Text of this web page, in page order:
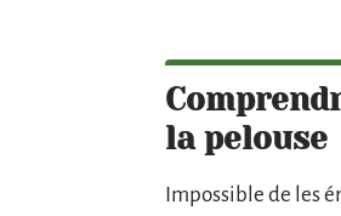
la pelouse
Impossible de les